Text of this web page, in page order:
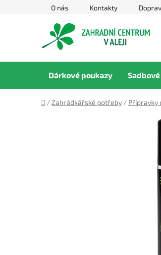
O nás Kontakty
Dárkové poukazy
Domů
/ Zahrádkářské potřeby / Přípravky